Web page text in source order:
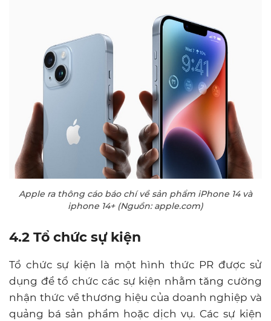
Apple ra thông cáo báo chí về sản phẩm iPhone 14 và
iphone 14+ (Nguồn: apple.com)
4.2 Tổ chức sự kiện
Tổ chức sự kiện là một hình thức PR được sử
dụng để tổ chức các sự kiện nhằm tăng cường
nhận thức về thương hiệu của doanh nghiệp và
quảng bá sản phẩm hoặc dịch vụ. Các sự kiện